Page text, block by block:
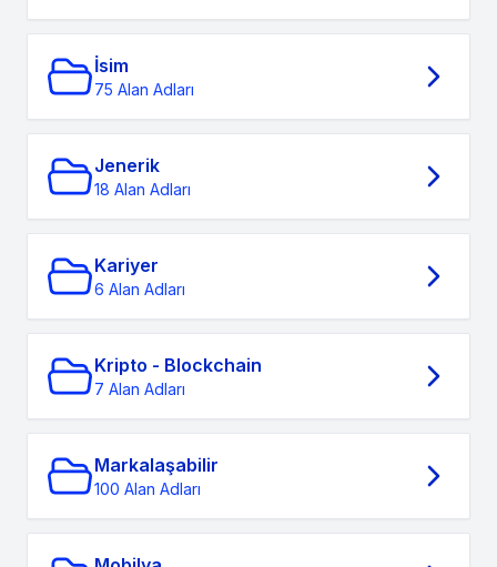
İsim
75 Alan Adları
Jenerik
18 Alan Adları
Kariyer
6 Alan Adları
Kripto - Blockchain
7 Alan Adları
Markalaşabilir
100 Alan Adları